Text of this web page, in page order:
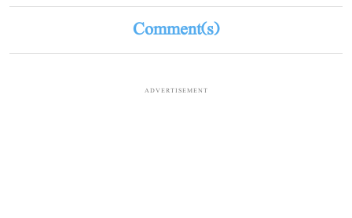
Comment(s)
ADVERTISEMENT